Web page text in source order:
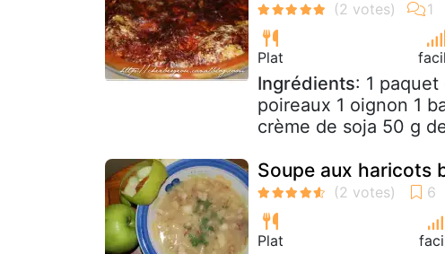
Plat
Ingrédients: 1
poireaux 1 oignon 1
crème de soja 50 g
Soupe aux haricots
Plat